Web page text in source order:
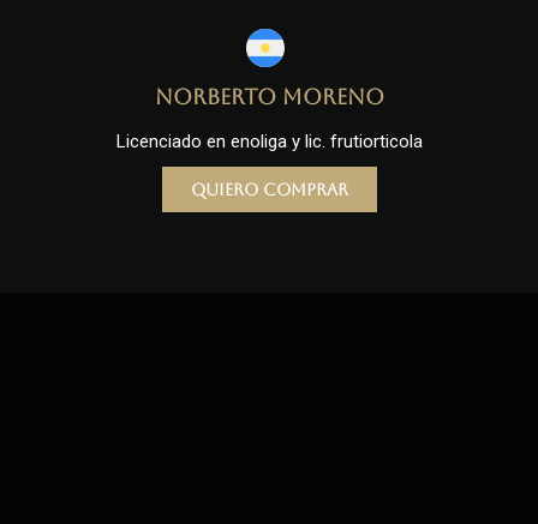
Norberto Moreno
Licenciado en enoliga y lic. frutiorticola
Quiero comprar